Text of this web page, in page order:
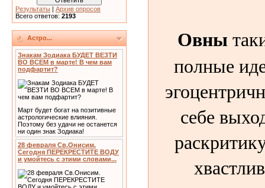
Результаты | Архив опросов
Всего ответов: 2193
Астро...
Знакам Зодиака БУДЕТ ВЕЗТИ
ВО ВСЕМ в марте! В чем вам
подфартит?
Март будет богат на позитивные
астрологические влияния.
Поэтому без удачи не останется
ни один знак Зодиака!
28 февраля Св.Онисим.
Сегодня ПЕРЕКРЕСТИТЕ ВОДУ
и умойтесь с этими словами...
Овны
полные
себе